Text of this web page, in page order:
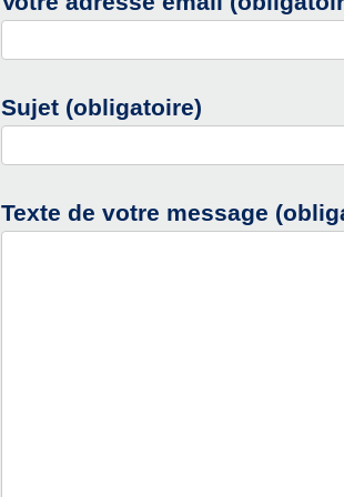
Sujet (obligatoire)
Texte de votre message